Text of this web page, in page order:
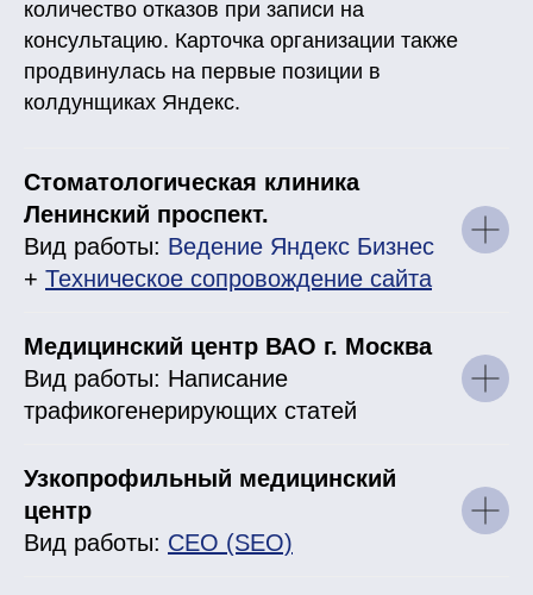
количество отказов при записи на
консультацию. Карточка организации также
продвинулась на первые позиции в
колдунщиках Яндекс.
Стоматологическая клиника
Ленинский проспект.
Вид работы: Ведение Яндекс Бизнес
+ Техническое сопровождение сайта
Медицинский центр ВАО г. Москва
Вид работы: Написание
трафикогенерирующих статей
Узкопрофильный медицинский
центр
Вид работы: СЕО (SEO)